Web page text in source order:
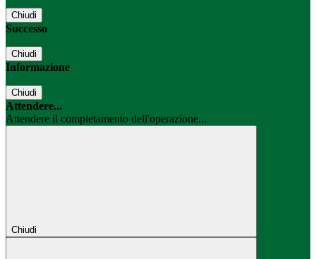
Chiudi
Successo
Chiudi
Informazione
Chiudi
Attendere...
Attendere il completamento dell'operazione...
Chiudi